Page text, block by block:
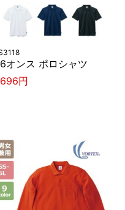
オンス ポロシャツ
円